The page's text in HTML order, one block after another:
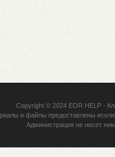
Copyright © 2024 EOR HELP-
и файлы предоставлены
Администрация не несет